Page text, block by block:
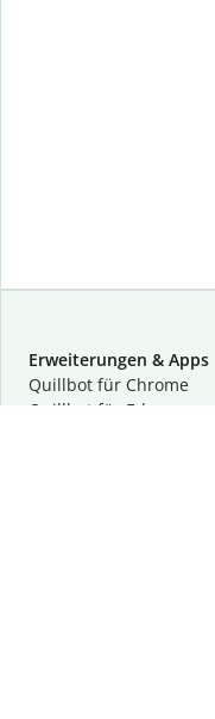
Erweiterungen & Apps
Quillbot für Chrome
Quillbot für Edge